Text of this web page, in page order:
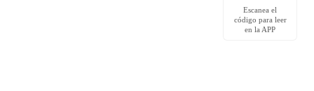
Escanea el
código para leer
en la APP